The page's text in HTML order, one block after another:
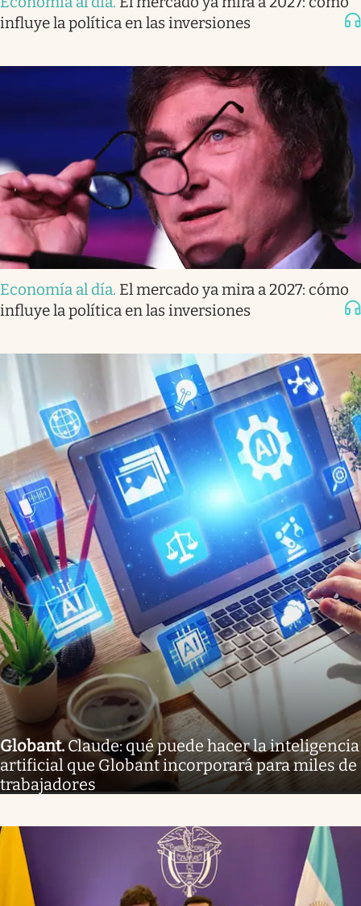
influye la política en las inversiones
Economía al día. El mercado ya mira a 2027: cómo
influye la política en las inversiones
Globant.Claude: qué puede hacer la inteligencia
artificial que Globant incorporará para miles de
trabajadores